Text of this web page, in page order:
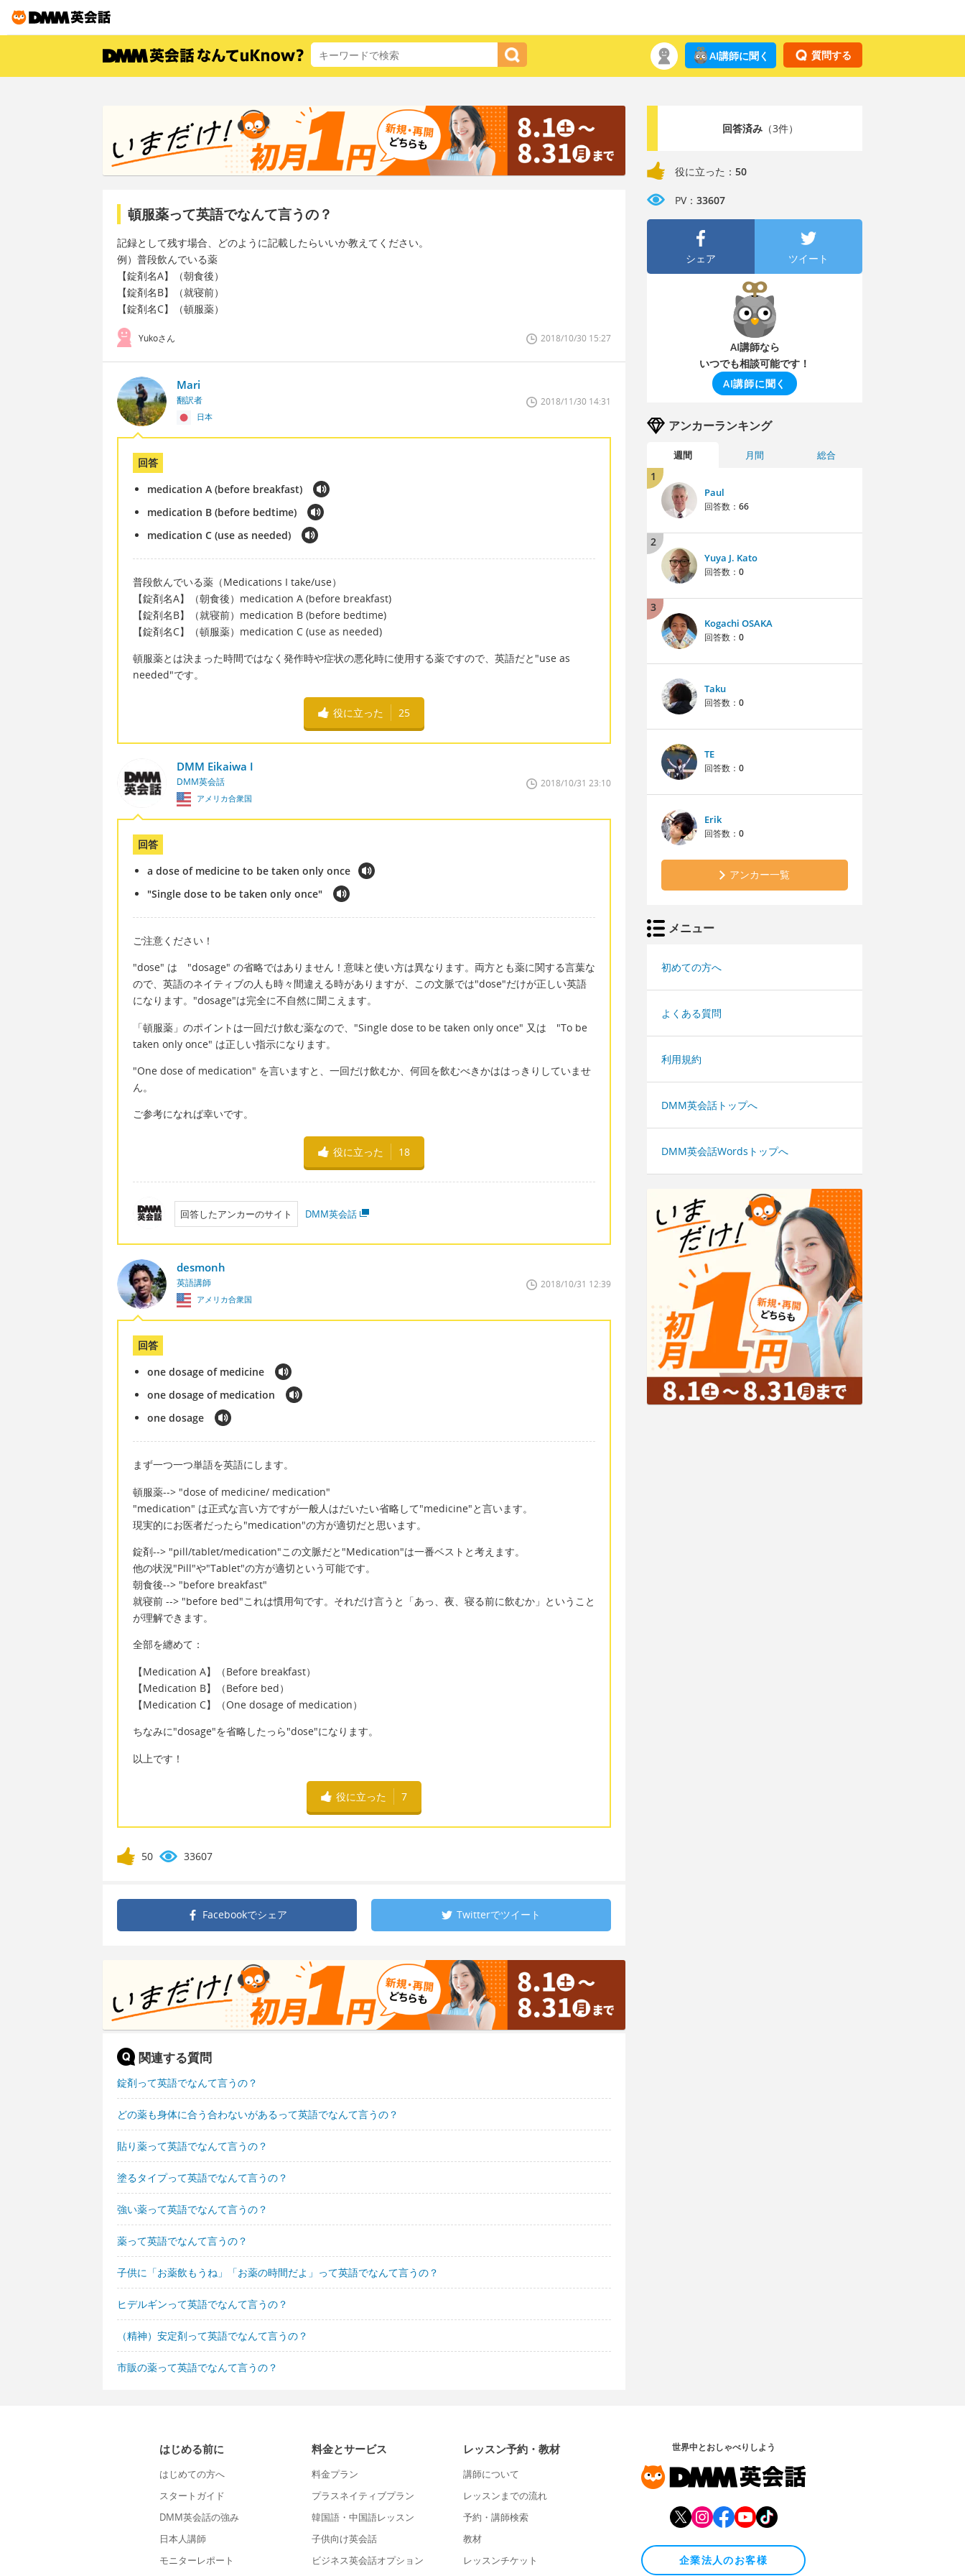
質問する
AI講師に聞く
頓服薬って英語でなんて言うの？
記録として残す場合、どのように記載したらいいか教えてください。
例）普段飲んでいる薬
【錠剤名A】（朝食後）
【錠剤名B】（就寝前）
【錠剤名C】（頓服薬）
Yukoさん 2018/10/30 15:27
Mari
翻訳者
日本
2018/11/30 14:31
回答
medication A (before breakfast)
medication B (before bedtime)
medication C (use as needed)
普段飲んでいる薬（Medications I take/use）
【錠剤名A】（朝食後）medication A (before breakfast)
【錠剤名B】（就寝前）medication B (before bedtime)
【錠剤名C】（頓服薬）medication C (use as needed)
頓服薬とは決まった時間ではなく発作時や症状の悪化時に使用する薬ですので、英語だと"use as
needed"です。
役に立った 25
DMM Eikaiwa I
DMM英会話
アメリカ合衆国
2018/10/31 23:10
回答
a dose of medicine to be taken only once​
"Single dose to be taken only once"
ご注意ください！
"dose" は "dosage" の省略ではありません！意味と使い方は異なります。両方とも薬に関する言葉な
ので、英語のネイティブの人も時々間違える時がありますが、この文脈では"dose"だけが正しい英語
になります。"dosage"は完全に不自然に聞こえます。
「頓服薬」のポイントは一回だけ飲む薬なので、"Single dose to be taken only once" 又は "To be
taken only once" は正しい指示になります。
"One dose of medication" を言いますと、一回だけ飲むか、何回を飲むべきかははっきりしていませ
ん。
ご参考になれば幸いです。
役に立った 18
回答したアンカーのサイト DMM英会話
desmonh
英語講師
アメリカ合衆国
2018/10/31 12:39
回答
one dosage of medicine
one dosage of medication
one dosage
まず一つ一つ単語を英語にします。
頓服薬--> "dose of medicine/ medication"
"medication" は正式な言い方ですが一般人はだいたい省略して"medicine"と言います。
現実的にお医者だったら"medication"の方が適切だと思います。
錠剤--> "pill/tablet/medication"この文脈だと"Medication"は一番ベストと考えます。
他の状況"Pill"や"Tablet"の方が適切という可能です。
朝食後--> "before breakfast"
就寝前 --> "before bed"これは慣用句です。それだけ言うと「あっ、夜、寝る前に飲むか」ということ
が理解できます。
全部を纏めて：
【Medication A】（Before breakfast）
【Medication B】（Before bed）
【Medication C】（One dosage of medication）
ちなみに"dosage"を省略したっら"dose"になります。
以上です！
役に立った 7
50 33607
Facebookでシェア Twitterでツイート
関連する質問
錠剤って英語でなんて言うの？
どの薬も身体に合う合わないがあるって英語でなんて言うの？
貼り薬って英語でなんて言うの？
塗るタイプって英語でなんて言うの？
強い薬って英語でなんて言うの？
薬って英語でなんて言うの？
子供に「お薬飲もうね」「お薬の時間だよ」って英語でなんて言うの？
ヒデルギンって英語でなんて言うの？
（精神）安定剤って英語でなんて言うの？
市販の薬って英語でなんて言うの？
回答済み（3件）
役に立った： 50
PV： 33607
シェア ツイート
AI講師なら
いつでも相談可能です！
AI講師に聞く
アンカーランキング
週間 月間 総合
1
Paul
回答数： 66
2
Yuya J. Kato
回答数： 0
3
Kogachi OSAKA
回答数： 0
Taku
回答数： 0
TE
回答数： 0
Erik
回答数： 0
アンカー一覧
メニュー
初めての方へ
よくある質問
利用規約
DMM英会話トップへ
DMM英会話Wordsトップへ
はじめる前に
はじめての方へ
スタートガイド
DMM英会話の強み
日本人講師
モニターレポート
料金とサービス
料金プラン
プラスネイティブプラン
韓国語・中国語レッスン
子供向け英会話
ビジネス英会話オプション
レッスン予約・教材
講師について
レッスンまでの流れ
予約・講師検索
教材
レッスンチケット
世界中とおしゃべりしよう
企業法人のお客様